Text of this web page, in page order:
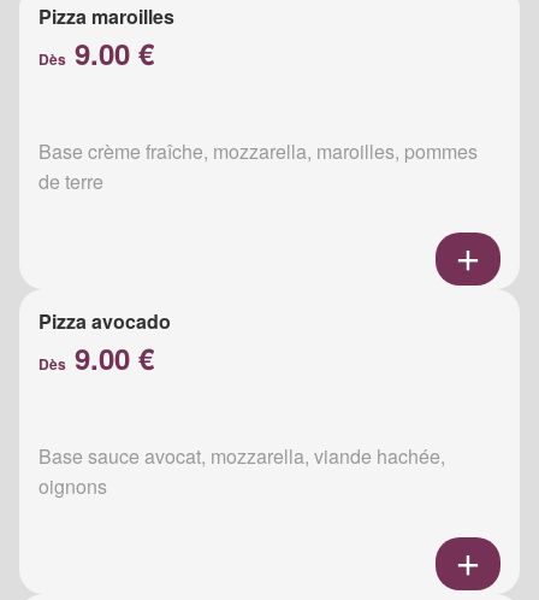
Pizza maroilles
Dès 9.00 €
Base crème fraîche, mozzarella, maroilles, pommes
de terre
Pizza avocado
Dès 9.00 €
Base sauce avocat, mozzarella, viande hachée,
oignons